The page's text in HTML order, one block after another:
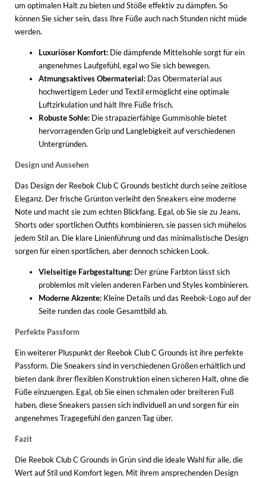
um optimalen Halt zu bieten und Stöße effektiv zu dämpfen. So
können Sie sicher sein, dass Ihre Füße auch nach Stunden nicht müde
werden.
Luxuriöser Komfort: Die dämpfende Mittelsohle sorgt für ein
angenehmes Laufgefühl, egal wo Sie sich bewegen.
Atmungsaktives Obermaterial: Das Obermaterial aus
hochwertigem Leder und Textil ermöglicht eine optimale
Luftzirkulation und hält Ihre Füße frisch.
Robuste Sohle: Die strapazierfähige Gummisohle bietet
hervorragenden Grip und Langlebigkeit auf verschiedenen
Untergründen.
Design und Aussehen
Das Design der Reebok Club C Grounds besticht durch seine zeitlose
Eleganz. Der frische Grünton verleiht den Sneakers eine moderne
Note und macht sie zum echten Blickfang. Egal, ob Sie sie zu Jeans,
Shorts oder sportlichen Outfits kombinieren, sie passen sich mühelos
jedem Stil an. Die klare Linienführung und das minimalistische Design
sorgen für einen sportlichen, aber dennoch schicken Look.
Vielseitige Farbgestaltung: Der grüne Farbton lässt sich
problemlos mit vielen anderen Farben und Styles kombinieren.
Moderne Akzente: Kleine Details und das Reebok-Logo auf der
Seite runden das coole Gesamtbild ab.
Perfekte Passform
Ein weiterer Pluspunkt der Reebok Club C Grounds ist ihre perfekte
Passform. Die Sneakers sind in verschiedenen Größen erhältlich und
bieten dank ihrer flexiblen Konstruktion einen sicheren Halt, ohne die
Füße einzuengen. Egal, ob Sie einen schmalen oder breiteren Fuß
haben, diese Sneakers passen sich individuell an und sorgen für ein
angenehmes Tragegefühl den ganzen Tag über.
Fazit
Die Reebok Club C Grounds in Grün sind die ideale Wahl für alle, die
Wert auf Stil und Komfort legen. Mit ihrem ansprechenden Design